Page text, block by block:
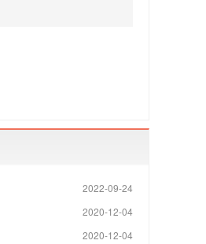
2022-09-24
2020-12-04
2020-12-04